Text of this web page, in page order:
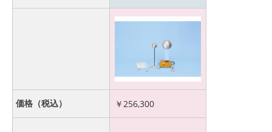
価格（税込） ￥256,300